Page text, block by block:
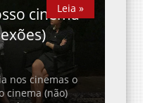
cinema
nos cinemas o
cinema (não)
Leia »
Leia »